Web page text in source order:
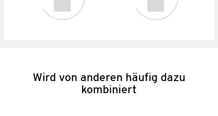
Wird von anderen häufig dazu
kombiniert